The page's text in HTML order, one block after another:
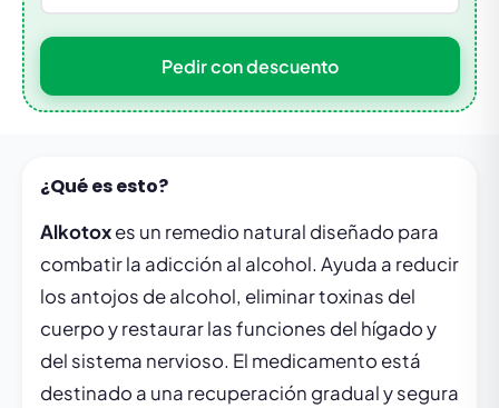
Pedir con descuento
¿Qué es esto?
Alkotoxes un remedio natural diseñado para
combatir la adicción al alcohol. Ayuda a reducir
los antojos de alcohol, eliminar toxinas del
cuerpo y restaurar las funciones del hígado y
del sistema nervioso. El medicamento está
destinado a una recuperación gradual y segura